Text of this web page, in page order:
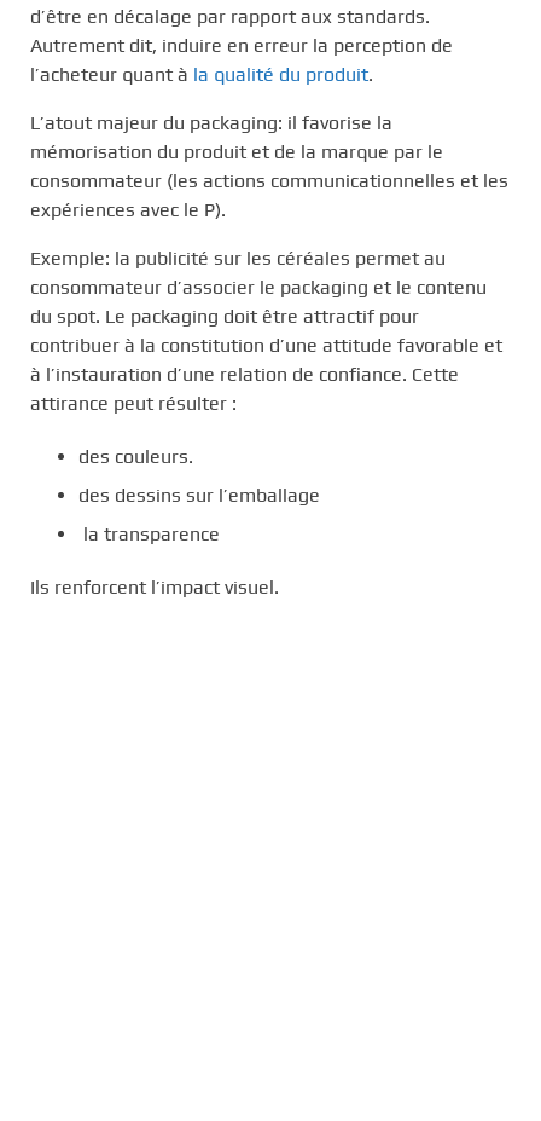
d’être en décalage par rapport aux standards.
Autrement dit, induire en erreur la perception de
l’acheteur quant à la qualité du produit.
L’atout majeur du packaging: il favorise la
mémorisation du produit et de la marque par le
consommateur (les actions communicationnelles et les
expériences avec le P).
Exemple: la publicité sur les céréales permet au
consommateur d’associer le packaging et le contenu
du spot. Le packaging doit être attractif pour
contribuer à la constitution d’une attitude favorable et
à l’instauration d’une relation de confiance. Cette
attirance peut résulter :
des couleurs.
des dessins sur l’emballage
la transparence
Ils renforcent l’impact visuel.